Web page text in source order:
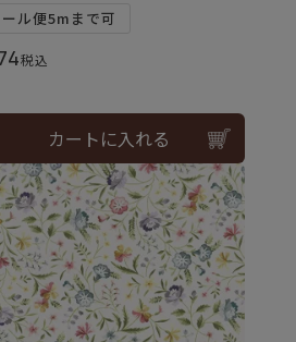
ール便5mまで可
税込
カートに入れる